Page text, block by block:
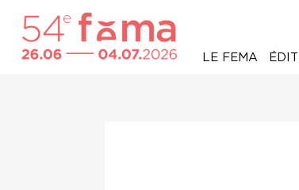
LE FEMA